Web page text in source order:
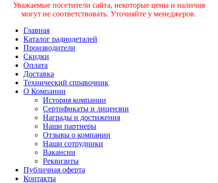
Уважаемые посетители сайта, некоторые цены и наличия
могут не соответствовать. Уточняйте у менеджеров.
Главная
Каталог радиодеталей
Производители
Скидки
Оплата
Доставка
Технический справочник
О Компании
История компании
Сертификаты и лицензии
Награды и достижения
Наши партнеры
Отзывы о компании
Наши сотрудники
Вакансии
Реквизиты
Публичная оферта
Контакты